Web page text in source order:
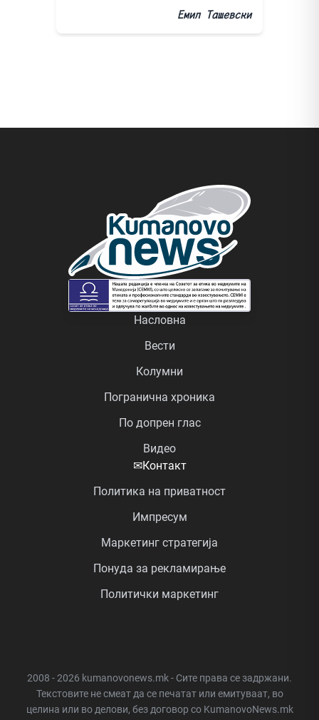
Емил Ташевски
Насловна
Вести
Колумни
Погранична хроника
По допрен глас
Видео
✉Контакт
Политика на приватност
Импресум
Маркетинг стратегија
Понуда за рекламирање
Политички маркетинг
2008 - 2026 kumanovonews.mk - Сите права се задржани.
Текстовите не смеат да се печатат или емитуваат, во
целина или во делови, без договор со KumanovoNews.mk